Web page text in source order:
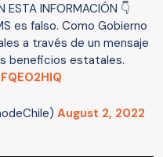
ESTA INFORMACIÓN 👇
es falso. Como Gobierno
a través de un mensaje
beneficios estatales.
August 2, 2022